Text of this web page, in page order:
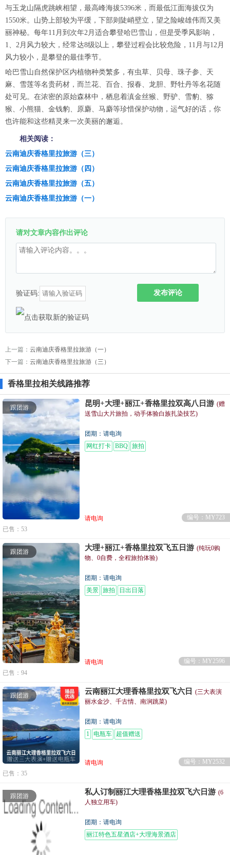
与玉龙山隔虎跳峡相望，最高峰海拔5396米，而最低江面海拔仅为
1550米。山势上部较为平缓，下部则陡峭壁立，望之险峻雄伟而又美
丽神秘。每年11月到次年2月适合攀登哈巴雪山，但是受季风影响，
1、2月风力较大，经常达8级以上，攀登过程会比较危险，11月与12月
风力较小，是攀登的最佳季节。
哈巴雪山自然保护区内植物种类繁多，有虫草、贝母、珠子参、天
麻、雪莲等名贵药材，而兰花、百合、报春、龙胆、野牡丹等名花随
处可见。在浓密的原始森林中，栖息着滇金丝猴、野驴、雪豹、猕
猴、小熊猫、金钱豹、原麝、马麝等珍惜保护动物，运气好的话，你
也许能和这些精灵来一次美丽的邂逅。
相关阅读：
云南迪庆香格里拉旅游（三）
云南迪庆香格里拉旅游（四）
云南迪庆香格里拉旅游（五）
云南迪庆香格里拉旅游（一）
请对文章内容作出评论
验证码: 发布评论
上一篇： 云南迪庆香格里拉旅游（一）
下一篇： 云南迪庆香格里拉旅游（三）
香格里拉相关线路推荐
跟团游 昆明+大理+丽江+香格里拉双高八日游 (赠
送雪山大片旅拍，动手体验白族扎染技艺)
团期：请电询
网红打卡 BBQ 旅拍
请电询
编号：MY723
已售：53
跟团游 大理+丽江+香格里拉双飞五日游 (纯玩0购
物、0自费，全程旅拍体验)
团期：请电询
美景 旅拍 日出日落
请电询
编号：MY2596
已售：94
跟团游 云南丽江大理香格里拉双飞六日 (三大表演
丽水金沙、千古情、南涧跳菜)
团期：请电询
1 电瓶车 超值赠送
请电询
编号：MY2532
已售：35
跟团游 私人订制丽江大理香格里拉双飞六日游 (6
人独立用车)
团期：请电询
丽江特色五星酒店+大理海景酒店